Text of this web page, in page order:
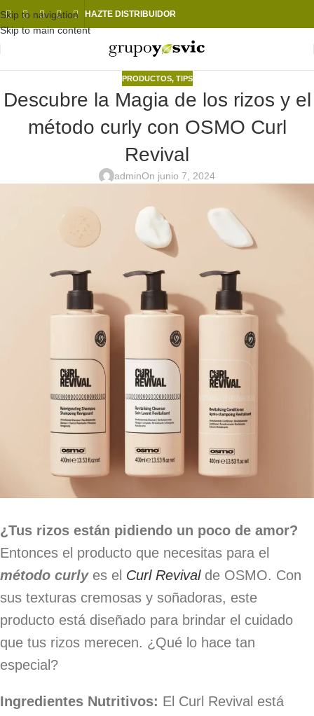
Skip to navigation
Skip to main content
HAZTE DISTRIBUIDOR
PRODUCTOS, TIPS
Descubre la Magia de los rizos y el
método curly con OSMO Curl
Revival
adminOn junio 7, 2024
¿Tus rizos están pidiendo un poco de amor?
Entonces el producto que necesitas para el
método curlyes el Curl Revivalde OSMO. Con
sus texturas cremosas y soñadoras, este
producto está diseñado para brindar el cuidado
que tus rizos merecen. ¿Qué lo hace tan
especial?
Ingredientes Nutritivos: El Curl Revival está